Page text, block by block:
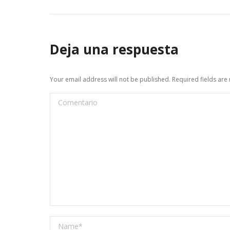
Deja una respuesta
Your email address will not be published. Required fields are
Comentario
Name *